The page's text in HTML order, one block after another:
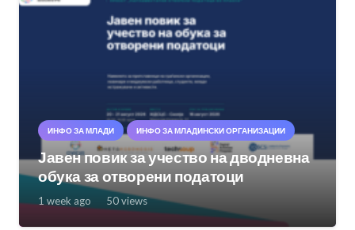
ИНФО ЗА МЛАДИ ИНФО ЗА МЛАДИНСКИ ОРГАНИЗАЦИИ
Јавен повик за учество на дводневна
обука за отворени податоци
1 week ago 50views